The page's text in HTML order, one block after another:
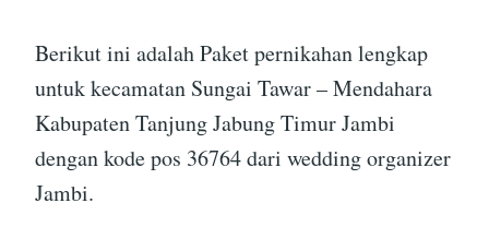
Berikut ini adalah Paket pernikahan lengkap
untuk kecamatan Sungai Tawar – Mendahara
Kabupaten Tanjung Jabung Timur Jambi
dengan kode pos 36764 dari wedding organizer
Jambi.